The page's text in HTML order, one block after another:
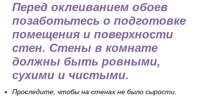
Перед оклеиванием обоев
позаботьтесь о подготовке
помещения и поверхности
стен. Стены в комнате
должны быть ровными,
сухими и чистыми.
Проследите, чтобы на стенах не было сырости.